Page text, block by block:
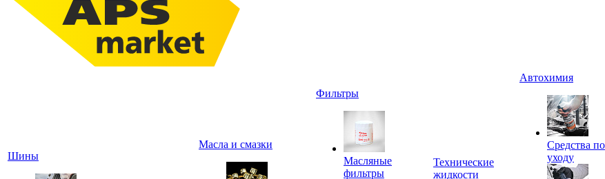
Шины
Масла и смазки
Фильтры
Масляные
фильтры
Технические
жидкости
Автохимия
Средства по
уходу